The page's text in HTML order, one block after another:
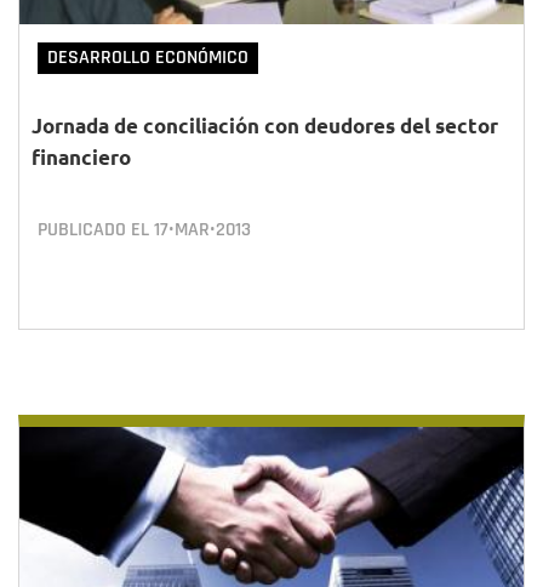
DESARROLLO ECONÓMICO
Jornada de conciliación con deudores del sector
financiero
PUBLICADO EL17•MAR•2013